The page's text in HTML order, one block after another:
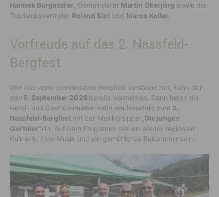
Hannes Burgstaller , Gemeinderat Martin Oberjörg sowie die
Tourismusvertreter Roland Sint und Marco Koller.
Vorfreude auf das 2. Nassfeld-
Bergfest
Wer das erste gemeinsame Bergfest versäumt hat, kann sich
den 6. September 2026 bereits vormerken. Dann laden die
Hotel- und Gastronomiebetriebe am Nassfeld zum 2.
Nassfeld-Bergfest mit der Musikgruppe
„Die jungen
Gailtaler“ein. Auf dem Programm stehen wieder regionale
Kulinarik, Live-Musik und ein gemütliches Beisammensein.